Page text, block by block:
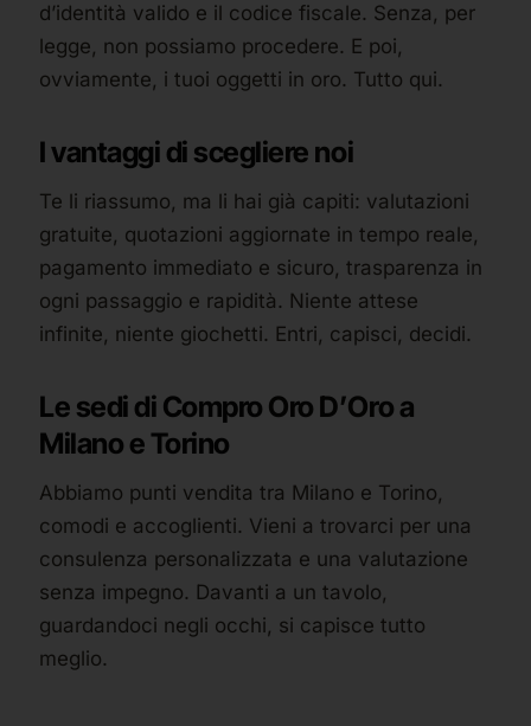
d’identità valido e il codice fiscale. Senza, per
legge, non possiamo procedere. E poi,
ovviamente, i tuoi oggetti in oro. Tutto qui.
I vantaggi di scegliere noi
Te li riassumo, ma li hai già capiti: valutazioni
gratuite, quotazioni aggiornate in tempo reale,
pagamento immediato e sicuro, trasparenza in
ogni passaggio e rapidità. Niente attese
infinite, niente giochetti. Entri, capisci, decidi.
Le sedi di Compro Oro D’Oro a
Milano e Torino
Abbiamo punti vendita tra Milano e Torino,
comodi e accoglienti. Vieni a trovarci per una
consulenza personalizzata e una valutazione
senza impegno. Davanti a un tavolo,
guardandoci negli occhi, si capisce tutto
meglio.